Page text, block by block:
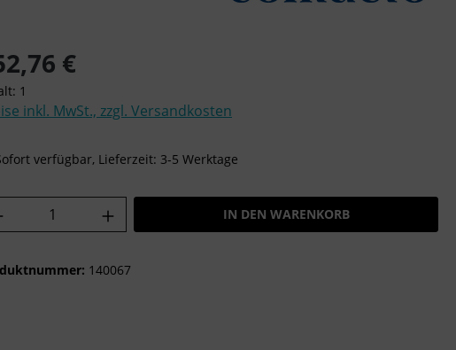
Preis:
€
1
inkl. MwSt., zzgl. Versandkosten
verfügbar, Lieferzeit: 3-5 Werktage
Anzahl: Gib den gewünschten Wert
IN DEN WARENKORB
140067